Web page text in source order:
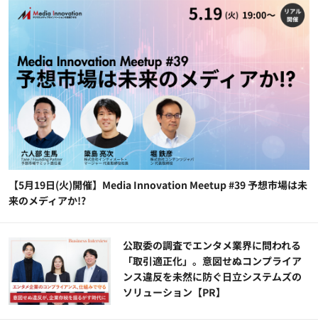
【5月19日(火)開催】Media Innovation Meetup #39 予想市場は未
来のメディアか!?
公​​取委の調査でエンタメ業界に問われる
「取引適正化」。意図せぬコンプライア
ンス違反を未然に防ぐ日立システムズの
ソリューション​【PR】